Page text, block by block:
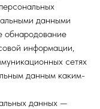
данными
обнародование
информации,
сетях
данным каким-
данных —